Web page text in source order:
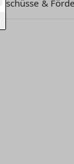
Zuschüsse &